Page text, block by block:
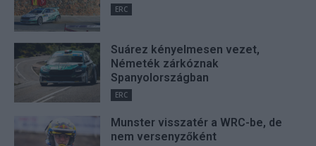
ERC
Suárez kényelmesen vezet,
Németék zárkóznak
Spanyolországban
ERC
Munster visszatér a WRC-be, de
nem versenyzőként